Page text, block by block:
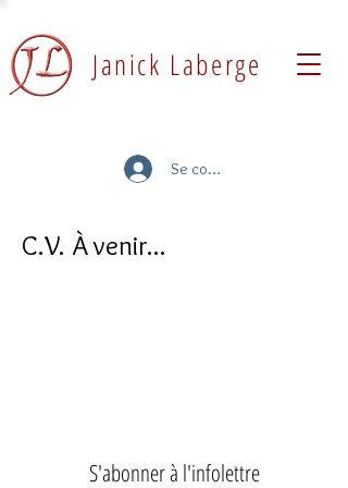
Janick Laberge
Se connecter
C.V. À venir...
S'abonner à l'infolettre